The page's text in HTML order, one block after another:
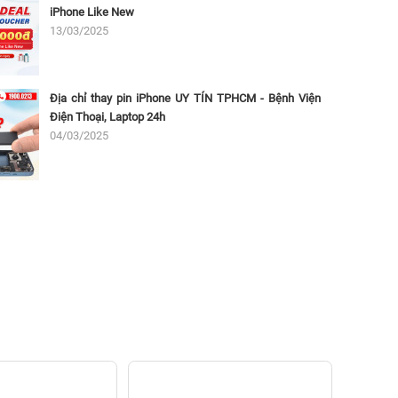
iPhone Like New
13/03/2025
Địa chỉ thay pin iPhone UY TÍN TPHCM - Bệnh Viện
Điện Thoại, Laptop 24h
04/03/2025